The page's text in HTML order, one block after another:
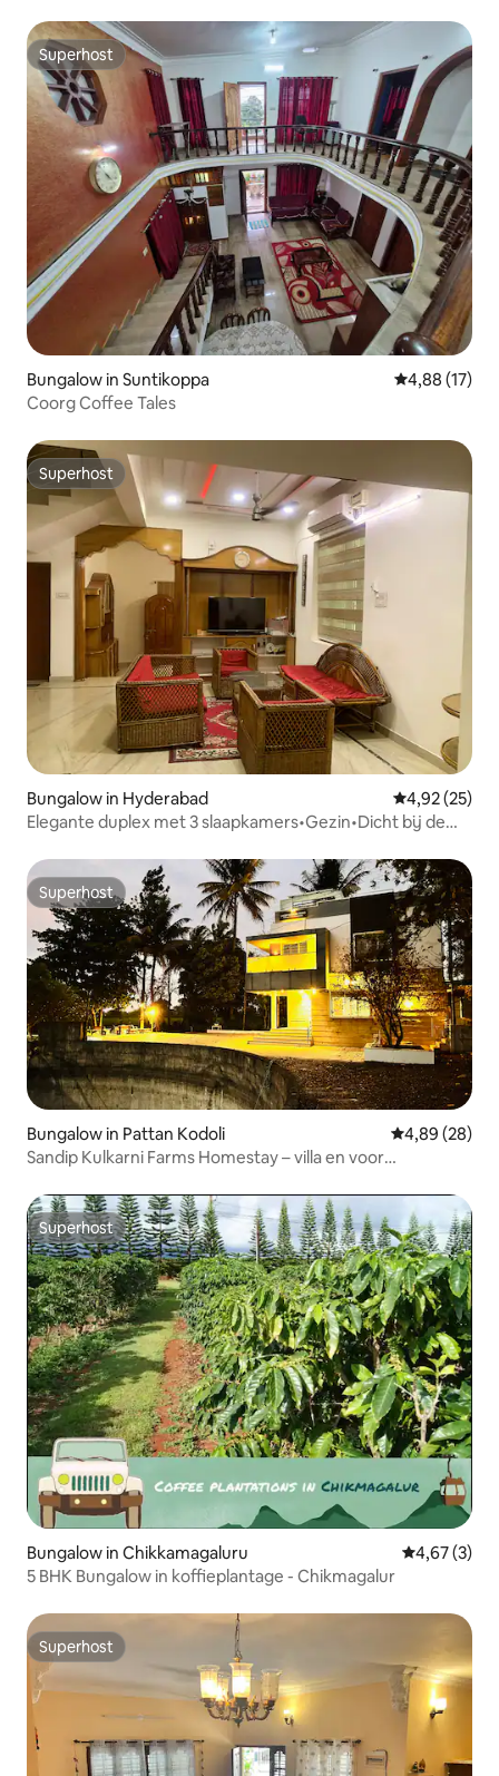
Superhost
Superhost
Bungalow in Suntikoppa Gemiddelde
4,88 (17)
Coorg Coffee Tales
Superhost
Superhost
Bungalow in Hyderabad Gemiddelde
4,92 (25)
Elegante duplex met 3 slaapkamers•Gezin•Dicht bij de
Superhost
Superhost
Bungalow in Pattan Kodoli Gemiddelde
4,89 (28)
Sandip Kulkarni Farms Homestay – villa en voor
Superhost
Superhost
Bungalow in Chikkamagaluru
4,67 (3)
5 BHK Bungalow in koffieplantage - Chikmagalur
Superhost
Superhost